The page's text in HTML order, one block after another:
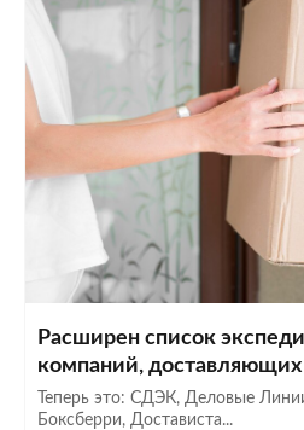
Расширен список
компаний,
Теперь это: СДЭК, Деловые
Боксберри, Достависта...